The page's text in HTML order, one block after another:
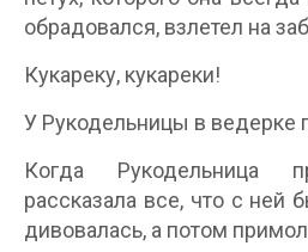
обрадовался, взлетел на
Кукареку, кукареки!
У Рукодельницы в ведерке
Когда
рассказала все, что с ней
дивовалась, а потом